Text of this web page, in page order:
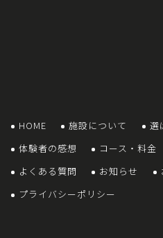
HOME 施設について
選
体験者の感想
コース・料金
よくある質問
お知らせ
プライバシーポリシー